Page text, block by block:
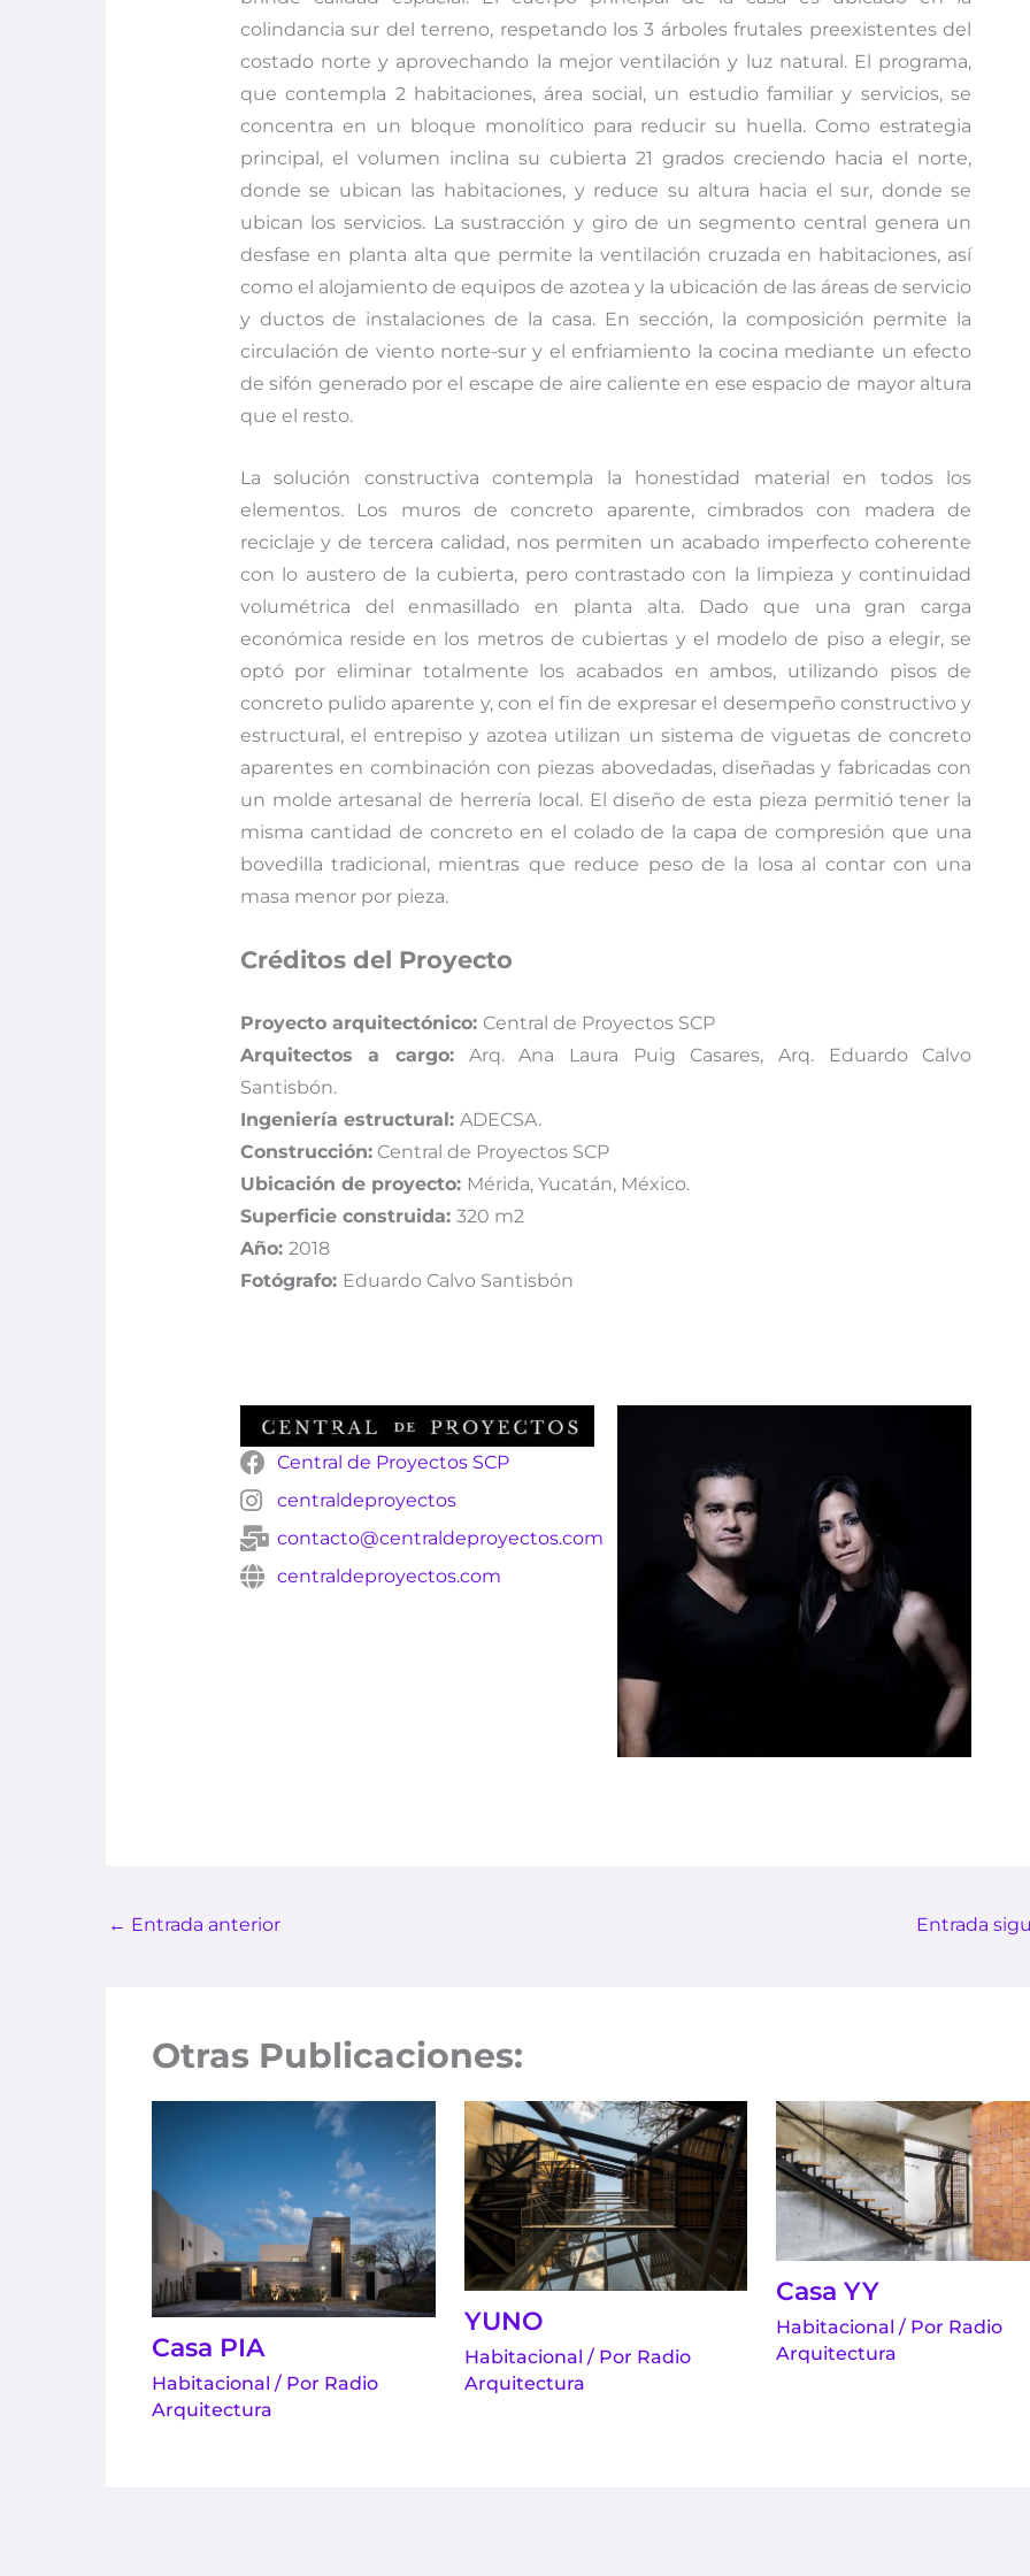
colindancia sur del terreno, respetando los 3 árboles frutales preexistentes del
costado norte y aprovechando la mejor ventilación y luz natural. El programa,
que contempla 2 habitaciones, área social, un estudio familiar y servicios, se
concentra en un bloque monolítico para reducir su huella. Como estrategia
principal, el volumen inclina su cubierta 21 grados creciendo hacia el norte,
donde se ubican las habitaciones, y reduce su altura hacia el sur, donde se
ubican los servicios. La sustracción y giro de un segmento central genera un
desfase en planta alta que permite la ventilación cruzada en habitaciones, así
como el alojamiento de equipos de azotea y la ubicación de las áreas de servicio
y ductos de instalaciones de la casa. En sección, la composición permite la
circulación de viento norte-sur y el enfriamiento la cocina mediante un efecto
de sifón generado por el escape de aire caliente en ese espacio de mayor altura
que el resto.
La solución constructiva contempla la honestidad material en todos los
elementos. Los muros de concreto aparente, cimbrados con madera de
reciclaje y de tercera calidad, nos permiten un acabado imperfecto coherente
con lo austero de la cubierta, pero contrastado con la limpieza y continuidad
volumétrica del enmasillado en planta alta. Dado que una gran carga
económica reside en los metros de cubiertas y el modelo de piso a elegir, se
optó por eliminar totalmente los acabados en ambos, utilizando pisos de
concreto pulido aparente y, con el fin de expresar el desempeño constructivo y
estructural, el entrepiso y azotea utilizan un sistema de viguetas de concreto
aparentes en combinación con piezas abovedadas, diseñadas y fabricadas con
un molde artesanal de herrería local. El diseño de esta pieza permitió tener la
misma cantidad de concreto en el colado de la capa de compresión que una
bovedilla tradicional, mientras que reduce peso de la losa al contar con una
masa menor por pieza.
Créditos del Proyecto
Proyecto arquitectónico: Central de Proyectos SCP
Arquitectos a cargo: Arq. Ana Laura Puig Casares, Arq. Eduardo Calvo
Santisbón.
Ingeniería estructural: ADECSA.
Construcción:Central de Proyectos SCP
Ubicación de proyecto: Mérida, Yucatán, México.
Superficie construida: 320 m2
Año: 2018
Fotógrafo: Eduardo Calvo Santisbón
Central de Proyectos SCP
centraldeproyectos
contacto@centraldeproyectos.com
centraldeproyectos.com
← Entrada anterior Entrada
Otras Publicaciones:
Casa PIA
Habitacional / Por Radio
Arquitectura
YUNO
Habitacional / Por Radio
Arquitectura
Casa YY
Habitacional / Por Radio
Arquitectura